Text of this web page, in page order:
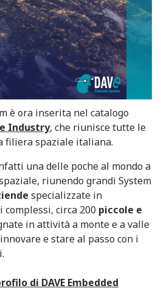
è ora inserita nel catalogo
Industry, che riunisce tutte le
filiera spaziale italiana.
una delle poche al mondo a
riunendo grandi System
specializzate in
circa 200 piccole e
in attività a monte e a valle
e stare al passo con i
di DAVE Embedded